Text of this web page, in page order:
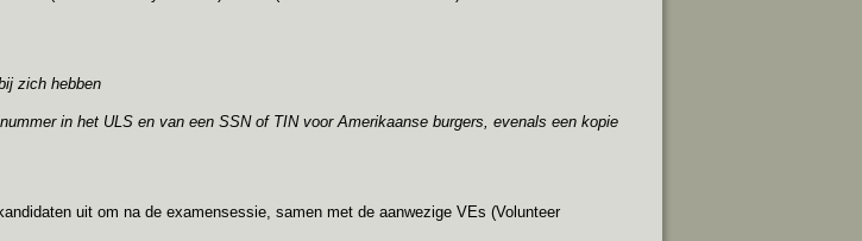
zich hebben
in het ULS en van een SSN of TIN voor Amerikaanse burgers, evenals een kopie
uit om na de examensessie, samen met de aanwezige VEs (Volunteer